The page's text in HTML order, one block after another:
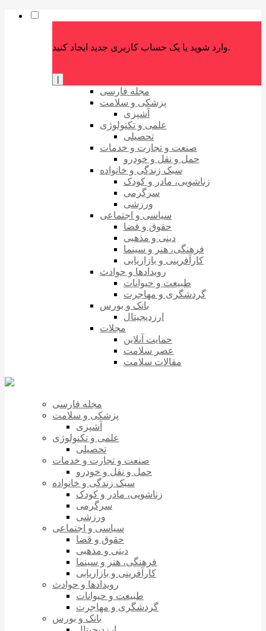
وارد شوید یا یک حساب کاربری جدید ایجاد کنید.
مجله فارسی
پزشکی و سلامت
آشپزی
علمی و تکنولوژی
تحصیلی
صنعت و تجارت و خدمات
حمل و نقل و خودرو
سبک زندگی و خانواده
زناشویی، مادر و کودک
سرگرمی
ورزشی
سیاسی و اجتماعی
حقوق و قضا
دینی و مذهبی
فرهنگی، هنر و سینما
کارآفرینی و بازاریابی
رویدادها و حوادث
طبیعت و حیوانات
گردشگری و مهاجرت
بانک و بورس
ارزدیجیتال
مجلات
حمایت آنلاین
عصر سلامت
مقالات سلامت
مجله فارسی
پزشکی و سلامت
آشپزی
علمی و تکنولوژی
تحصیلی
صنعت و تجارت و خدمات
حمل و نقل و خودرو
سبک زندگی و خانواده
زناشویی، مادر و کودک
سرگرمی
ورزشی
سیاسی و اجتماعی
حقوق و قضا
دینی و مذهبی
فرهنگی، هنر و سینما
کارآفرینی و بازاریابی
رویدادها و حوادث
طبیعت و حیوانات
گردشگری و مهاجرت
بانک و بورس